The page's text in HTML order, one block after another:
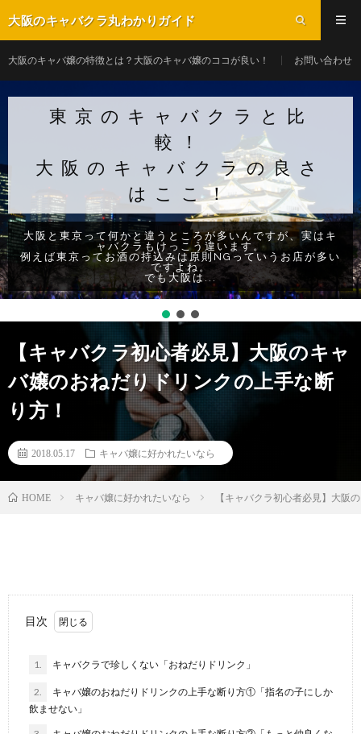
大阪のキャバクラ丸わかりガイド
大阪のキャバ嬢の特徴とは？大阪のキャバ嬢のココが良い！ お問い合わせ
東京のキャバクラと比
較！
大阪のキャバクラの良さ
はここ！
大阪と東京って何かと違うところが多いんですが、実はキ
ャバクラもけっこう違います。
例えば東京ってお酒の持込みは原則NGっていうお店が多い
ですよね。
でも大阪は...
【キャバクラ初心者必見】大阪のキャ
バ嬢のおねだりドリンクの上手な断
り方！
2018.05.17 キャバ嬢に好かれたいなら
HOME キャバ嬢に好かれたいなら 【キャバクラ初心者必見】大阪
目次
1. キャバクラで珍しくない「おねだりドリンク」
2.
キャバ嬢のおねだりドリンクの上手な断り方①「指名の子にしか
飲ませない」